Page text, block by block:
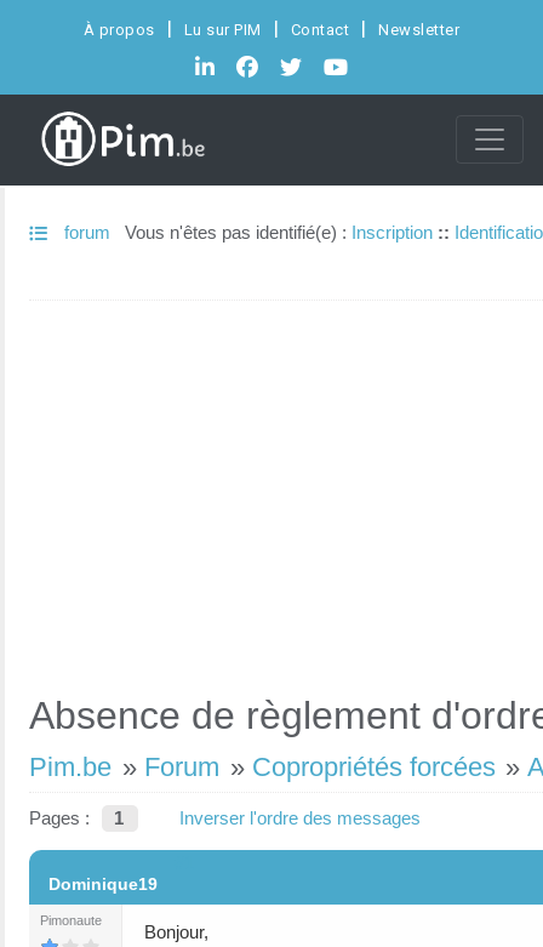
À propos Lu sur PIM Contact Newsletter
forum Vous n'êtes pas identifié(e) : Inscription ::
Absence de règlement
Pim.be » Forum » Copropriétés forcées »
Pages : 1 Inverser l'ordre des messages
Dominique19
Pimonaute
Bonjour,